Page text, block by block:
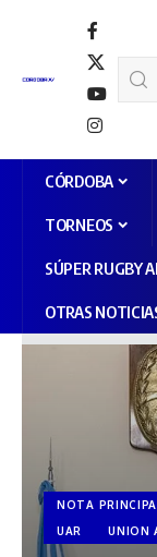
CÓRDOBA
TORNEOS
SÚPER RUGBY
OTRAS
NOTA
UAR
UNION